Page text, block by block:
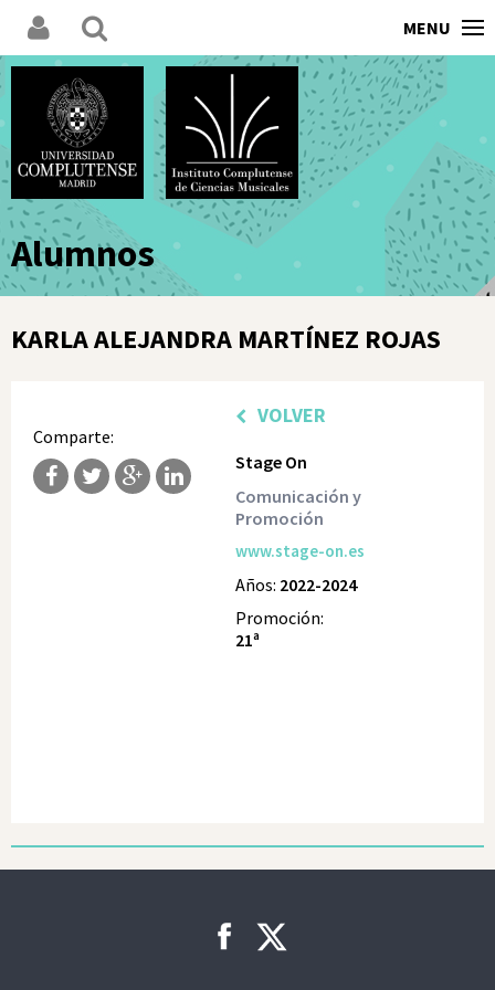
MENU
Alumnos
KARLA ALEJANDRA MARTÍNEZ ROJAS
Comparte:
VOLVER
Stage On
Comunicación y
Promoción
www.stage-on.es
Años: 2022-2024
Promoción:
21ª